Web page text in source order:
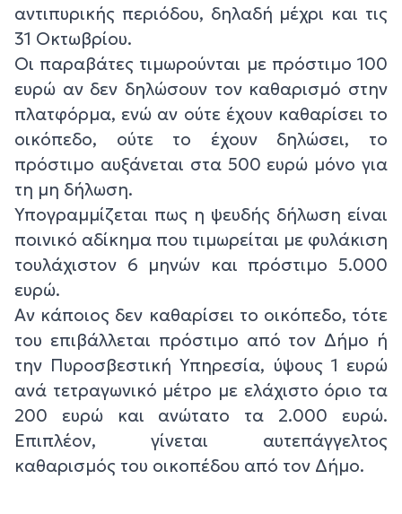
αντιπυρικής περιόδου, δηλαδή μέχρι και τις
31 Οκτωβρίου.
Οι παραβάτες τιμωρούνται με πρόστιμο 100
ευρώ αν δεν δηλώσουν τον καθαρισμό στην
πλατφόρμα, ενώ αν ούτε έχουν καθαρίσει το
οικόπεδο, ούτε το έχουν δηλώσει, το
πρόστιμο αυξάνεται στα 500 ευρώ μόνο για
τη μη δήλωση.
Υπογραμμίζεται πως η ψευδής δήλωση είναι
ποινικό αδίκημα που τιμωρείται με φυλάκιση
τουλάχιστον 6 μηνών και πρόστιμο 5.000
ευρώ.
Αν κάποιος δεν καθαρίσει το οικόπεδο, τότε
του επιβάλλεται πρόστιμο από τον Δήμο ή
την Πυροσβεστική Υπηρεσία, ύψους 1 ευρώ
ανά τετραγωνικό μέτρο με ελάχιστο όριο τα
200 ευρώ και ανώτατο τα 2.000 ευρώ.
Επιπλέον, γίνεται αυτεπάγγελτος
καθαρισμός του οικοπέδου από τον Δήμο.